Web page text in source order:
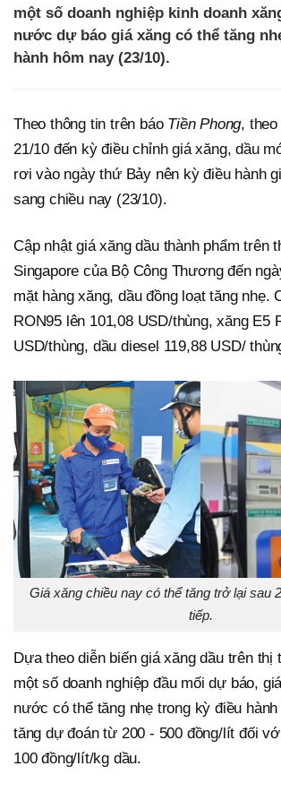
một số doanh nghiệp kinh doanh
nước dự báo giá xăng có thể tăng
hành hôm nay (23/10).
Theo thông tin trên báo Tiền Phong, theo
21/10 đến kỳ điều chỉnh giá xăng, dầu
rơi vào ngày thứ Bảy nên kỳ điều hành
sang chiều nay (23/10).
Cập nhật giá xăng dầu thành phẩm trên
Singapore của Bộ Công Thương đến
mặt hàng xăng, dầu đồng loạt tăng nhẹ.
RON95 lên 101,08 USD/thùng, xăng E5
USD/thùng, dầu diesel 119,88 USD/
Giá xăng chiều nay có thể tăng trở lại sau
tiếp.
Dựa theo diễn biến giá xăng dầu trên
một số doanh nghiệp đầu mối dự báo,
nước có thể tăng nhẹ trong kỳ điều
tăng dự đoán từ 200 - 500 đồng/lít đối
100 đồng/lít/kg dầu.